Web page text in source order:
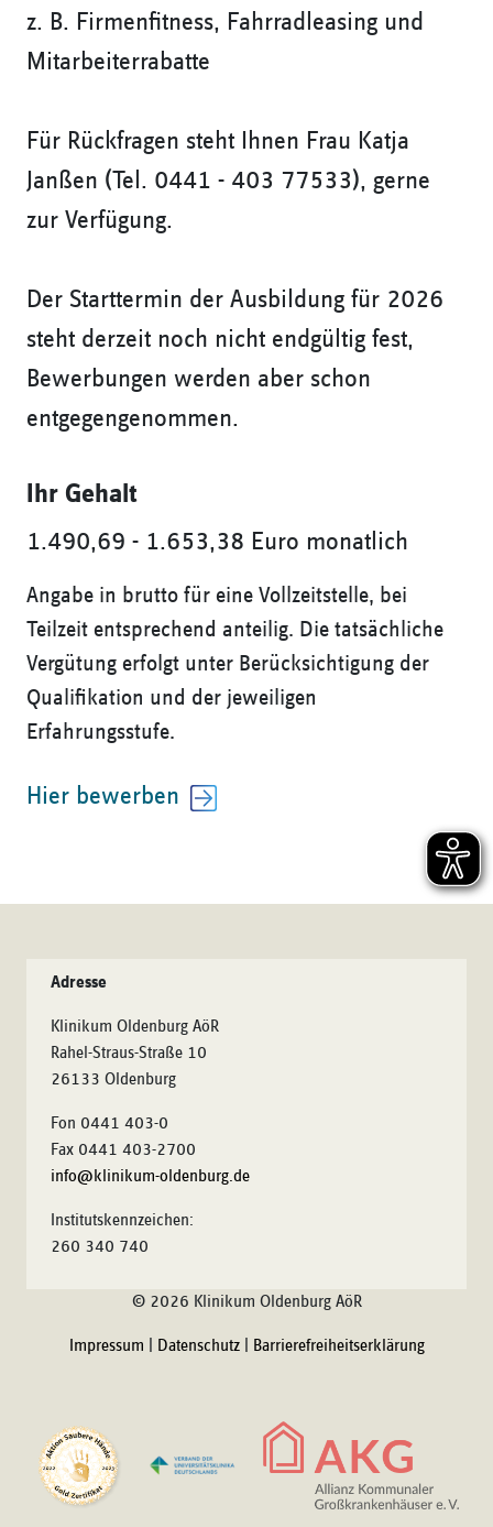
z. B. Firmenfitness, Fahrradleasing und
Mitarbeiterrabatte
Für Rückfragen steht Ihnen Frau Katja
Janßen (Tel. 0441 - 403 77533), gerne
zur Verfügung.
Der Starttermin der Ausbildung für 2026
steht derzeit noch nicht endgültig fest,
Bewerbungen werden aber schon
entgegengenommen.
Ihr Gehalt
1.490,69 - 1.653,38 Euro monatlich
Angabe in brutto für eine Vollzeitstelle, bei
Teilzeit entsprechend anteilig. Die tatsächliche
Vergütung erfolgt unter Berücksichtigung der
Qualifikation und der jeweiligen
Erfahrungsstufe.
Hier bewerben
Adresse
Klinikum Oldenburg AöR
Rahel-Straus-Straße 10
26133 Oldenburg
Fon 0441 403-0
Fax 0441 403-2700
info@klinikum-oldenburg.de
Institutskennzeichen:
260 340 740
© 2026 Klinikum Oldenburg AöR
Impressum Datenschutz| Barrierefreiheitserklärung